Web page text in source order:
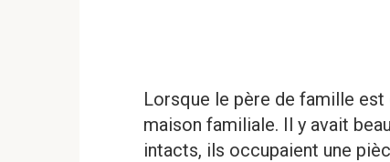
Lorsque le père de famille
maison familiale. Il y avait
intacts, ils occupaient une